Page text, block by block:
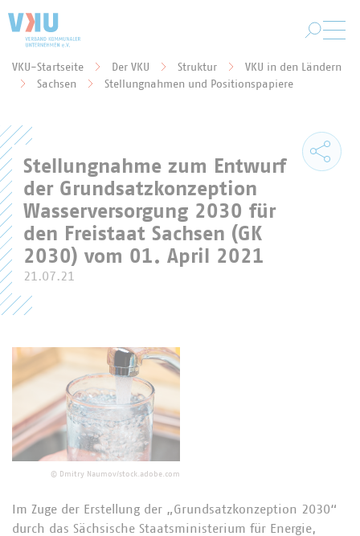
Sie befinden sich hier:
VKU-Startseite Der VKU Struktur
VKU in den Ländern
Sachsen
Stellungnahmen und Positionspapiere
Stellungnahme zum Entwurf
der Grundsatzkonzeption
Wasserversorgung 2030 für
den Freistaat Sachsen (GK
2030) vom 01. April 2021
21.07.21
© Dmitry Naumov/stock.adobe.com
Im Zuge der Erstellung der „Grundsatzkonzeption 2030“
durch das Sächsische Staatsministerium für Energie,